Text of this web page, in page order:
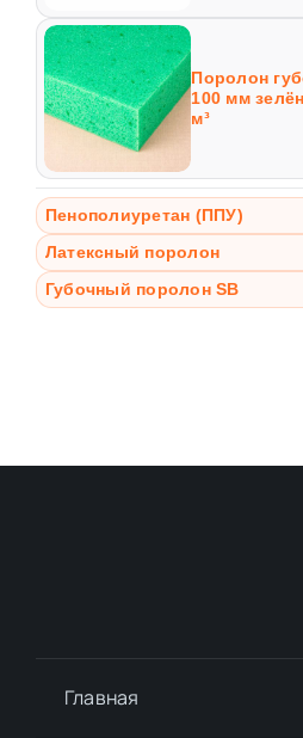
Поролон
100 мм
м³
Пенополиуретан (ППУ)
Латексный поролон
Губочный поролон SB
Главная